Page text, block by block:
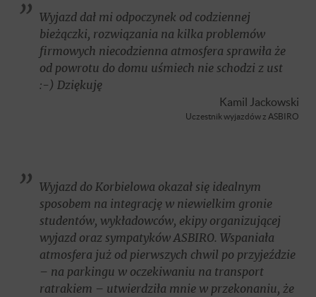
Wyjazd dał mi odpoczynek od codziennej
bieżączki, rozwiązania na kilka problemów
firmowych niecodzienna atmosfera sprawiła że
od powrotu do domu uśmiech nie schodzi z ust
:-) Dziękuję
Kamil Jackowski
Uczestnik wyjazdów z ASBIRO
Wyjazd do Korbielowa okazał się idealnym
sposobem na integrację w niewielkim gronie
studentów, wykładowców, ekipy organizującej
wyjazd oraz sympatyków ASBIRO. Wspaniała
atmosfera już od pierwszych chwil po przyjeździe
– na parkingu w oczekiwaniu na transport
ratrakiem – utwierdziła mnie w przekonaniu, że